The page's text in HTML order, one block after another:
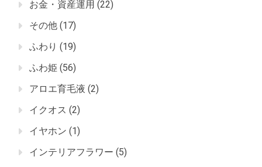
お金・資産運用 (22)
その他 (17)
ふわり (19)
ふわ姫 (56)
アロエ育毛液 (2)
イクオス (2)
イヤホン (1)
インテリアフラワー (5)